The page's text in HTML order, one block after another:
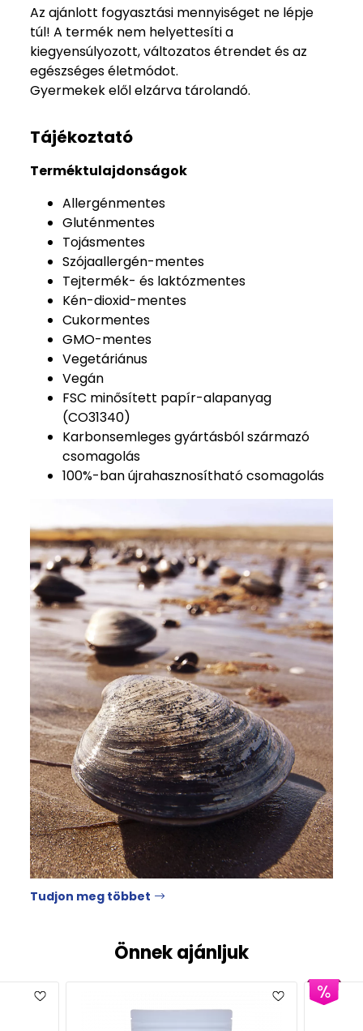
Az ajánlott fogyasztási mennyiséget ne lépje
túl! A termék nem helyettesíti a
kiegyensúlyozott, változatos étrendet és az
egészséges életmódot.
Gyermekek elől elzárva tárolandó.
Tájékoztató
Terméktulajdonságok
Allergénmentes
Gluténmentes
Tojásmentes
Szójaallergén-mentes
Tejtermék- és laktózmentes
Kén-dioxid-mentes
Cukormentes
GMO-mentes
Vegetáriánus
Vegán
FSC minősített papír-alapanyag
(CO31340)
Karbonsemleges gyártásból származó
csomagolás
100%-ban újrahasznosítható csomagolás
Tudjon meg többet
Önnek ajánljuk